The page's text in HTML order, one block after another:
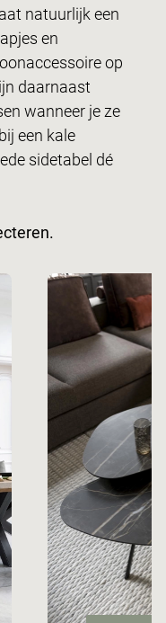
natuurlijk een
en
op
daarnaast
wanneer je ze
een kale
sidetabel dé